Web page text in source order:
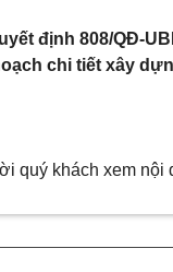
định 808/QĐ-
chi tiết xây
quý khách xem nội